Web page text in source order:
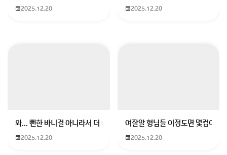
2025.12.20 2025.12.20
와... 뻔한 바니걸 아니라서 더 좋음
2025.12.20
여잘알 형님들 이정도면 몇컵이에
2025.12.20